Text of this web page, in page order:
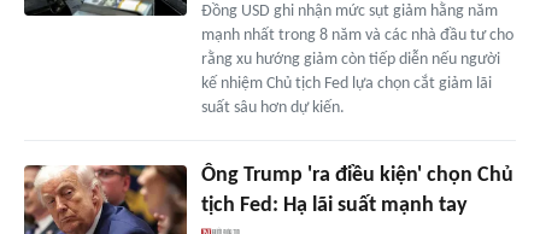
Đồng USD ghi nhận mức sụt giảm hằng năm
mạnh nhất trong 8 năm và các nhà đầu tư cho
rằng xu hướng giảm còn tiếp diễn nếu người
kế nhiệm Chủ tịch Fed lựa chọn cắt giảm lãi
suất sâu hơn dự kiến.
Ông Trump 'ra điều kiện' chọn Chủ
tịch Fed: Hạ lãi suất mạnh tay